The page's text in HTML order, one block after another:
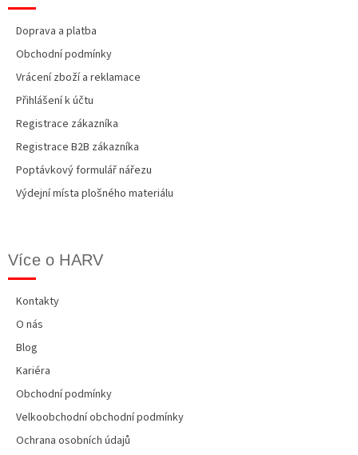
Doprava a platba
Obchodní podmínky
Vrácení zboží a reklamace
Přihlášení k účtu
Registrace zákazníka
Registrace B2B zákazníka
Poptávkový formulář nářezu
Výdejní místa plošného materiálu
Více o HARV
Kontakty
O nás
Blog
Kariéra
Obchodní podmínky
Velkoobchodní obchodní podmínky
Ochrana osobních údajů